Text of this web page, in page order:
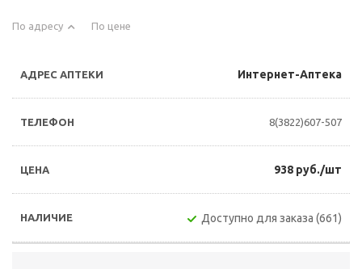
По адресу По цене
Интернет-Аптека
8(3822)607-507
938 руб./шт
Доступно для заказа (661)